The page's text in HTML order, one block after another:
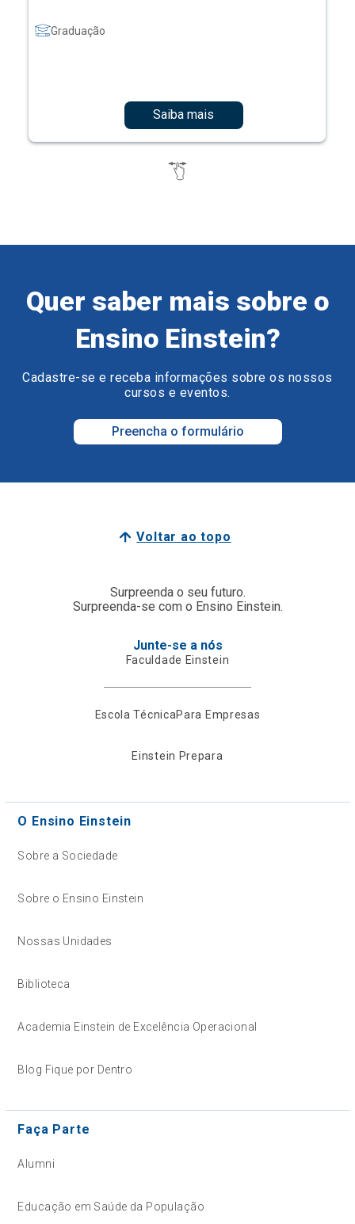
Graduação
Saiba mais
Quer saber mais sobre o
Ensino Einstein?
Cadastre-se e receba informações sobre os nossos
cursos e eventos.
Preencha o formulário
Voltar ao topo
Surpreenda o seu futuro.
Surpreenda-se com o Ensino Einstein.
Junte-se a nós
Faculdade Einstein
Escola TécnicaPara Empresas
Einstein Prepara
O Ensino Einstein
Sobre a Sociedade
Sobre o Ensino Einstein
Nossas Unidades
Biblioteca
Academia Einstein de Excelência Operacional
Blog Fique por Dentro
Faça Parte
Alumni
Educação em Saúde da População